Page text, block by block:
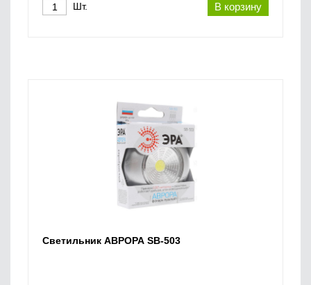
В корзину
Шт.
Светильник АВРОРА SB-503